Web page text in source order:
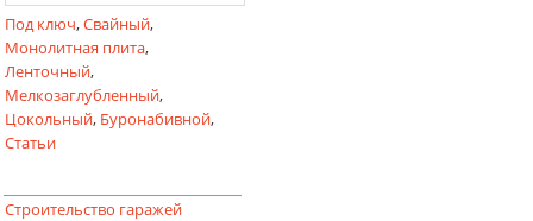
Под ключ,Свайный,
Монолитная плита,
Ленточный,
Мелкозаглубленный,
Цокольный, Буронабивной,
Статьи
Строительство гаражей